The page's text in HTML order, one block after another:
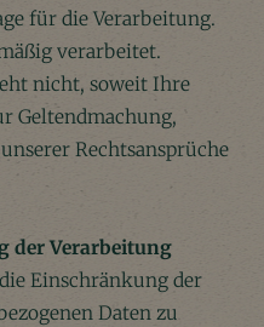
für die Verarbeitung.
verarbeitet.
nicht, soweit Ihre
Geltendmachung,
Rechtsansprüche
der Verarbeitung
Einschränkung der
Daten zu